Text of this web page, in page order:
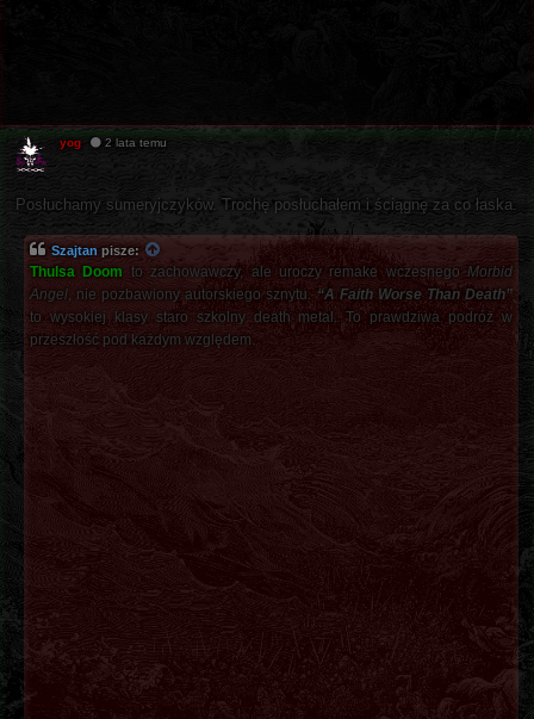
yog 2 lata temu
Posłuchamy sumeryjczyków. Trochę posłuchałem i ściągnę za co łaska.
Szajtan pisze:
Thulsa Doom to zachowawczy, ale uroczy remake wczesnego Morbid
Angel , nie pozbawiony autorskiego sznytu.“A Faith Worse Than Death”
to wysokiej klasy staro szkolny death metal. To prawdziwa podróż w
przeszłość pod każdym względem.